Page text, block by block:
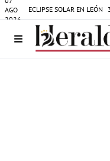
AGO
2026
ECLIPSE SOLAR EN LEÓN